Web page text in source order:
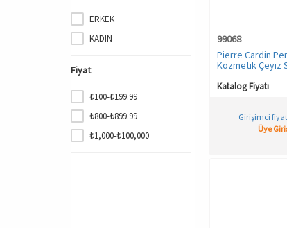
ERKEK
KADIN
Fiyat
₺100-₺199.99
₺800-₺899.99
₺1,000-₺100,000
99068
Pierre Cardin
Kozmetik Çeyiz
Katalog Fiyatı
Girişimci
Üye